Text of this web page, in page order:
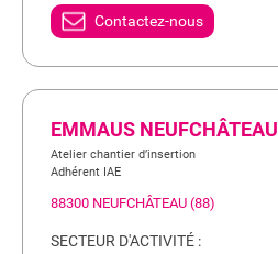
Contactez-nous
EMMAUS NEUFCHÂTEAU
Atelier chantier d’insertion
Adhérent IAE
88300 NEUFCHÂTEAU (88)
SECTEUR D'ACTIVITÉ :